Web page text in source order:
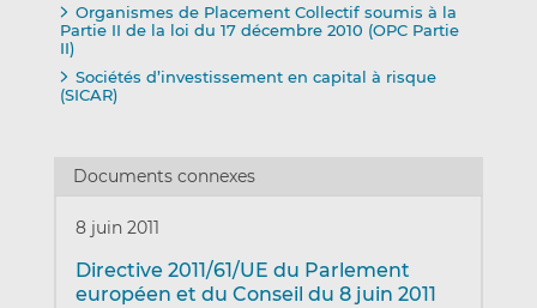
Organismes de Placement Collectif soumis à la
Partie II de la loi du 17 décembre 2010 (OPC Partie
II)
Sociétés d’investissement en capital à risque
(SICAR)
Documents connexes
8 juin 2011
Directive 2011/61/UE du Parlement
européen et du Conseil du 8 juin 2011